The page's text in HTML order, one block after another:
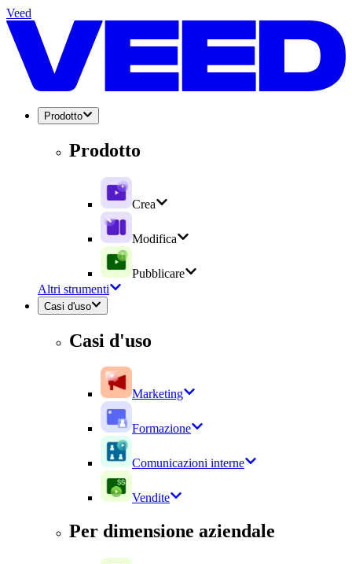
Veed
Prodotto
Prodotto
Crea
Modifica
Pubblicare
Altri strumenti
Casi d'uso
Casi d'uso
Marketing
Formazione
Comunicazioni interne
Vendite
Per dimensione aziendale